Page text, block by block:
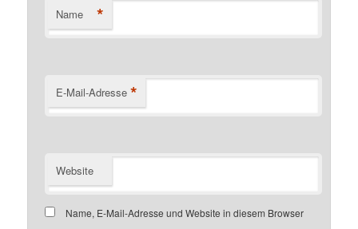
Name *
E-Mail-Adresse *
Website
Name, E-Mail-Adresse und Website in diesem Browser